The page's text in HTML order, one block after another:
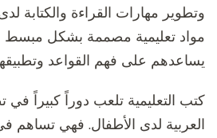
وتطوير مهارات القراءة والكتابة
مواد تعليمية مصممة بشكل
يساعدهم على فهم القواعد
كتب التعليمية تلعب دوراً كبيراً في
العربية لدى الأطفال. فهي تساهم